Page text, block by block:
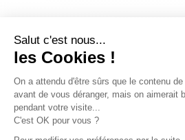
Salut c'est nous...
les Cookies !
On a attendu d'être sûrs que le contenu
avant de vous déranger, mais on aimerait
pendant votre visite...
C'est OK pour vous ?